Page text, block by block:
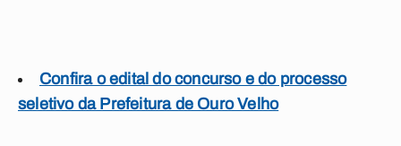
Confira o edital do concurso e do processo
seletivo da Prefeitura de Ouro Velho